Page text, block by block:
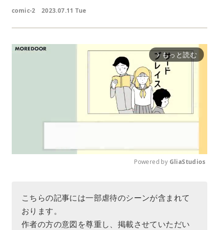
comic-2 2023.07.11 Tue
arrow_forward_ios もっと読む
t
Powered by GliaStudios
こちらの記事には一部虐待のシーンが含まれて
おります。
作者の方の意図を尊重し、掲載させていただい